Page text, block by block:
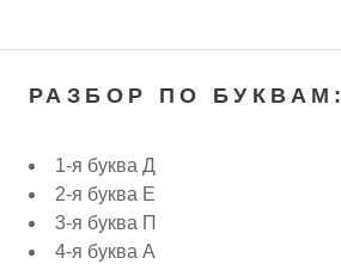
РАЗБОР ПО БУКВАМ:
1-я буква Д
2-я буква Е
3-я буква П
4-я буква А